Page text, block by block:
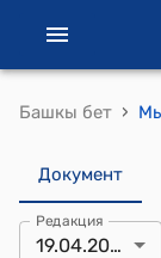
Башкы бет ›
Документ
Редакция
19.04.2024